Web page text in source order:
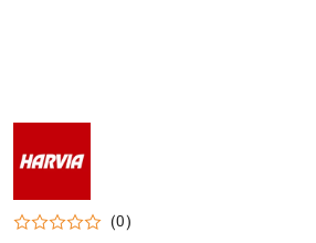
LOGO
HARVIA
(0)